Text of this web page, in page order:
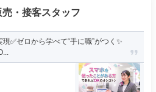
・接客スタッフ
✅ゼロから学べて“手に職”がつく✨